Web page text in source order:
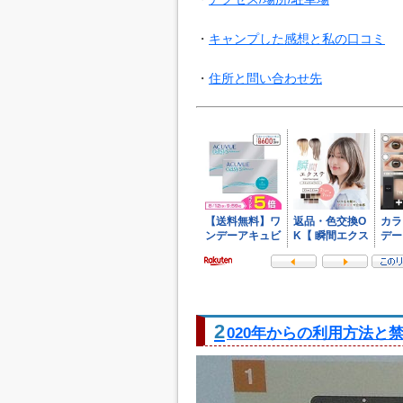
・ キャンプした感想と私の口コミ
・ 住所と問い合わせ先
2020年からの利用方法と